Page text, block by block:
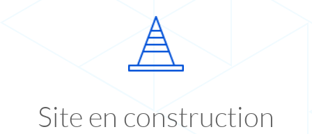
Site en construction